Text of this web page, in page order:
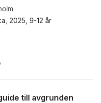
2025 9-12 år
till avgrunden